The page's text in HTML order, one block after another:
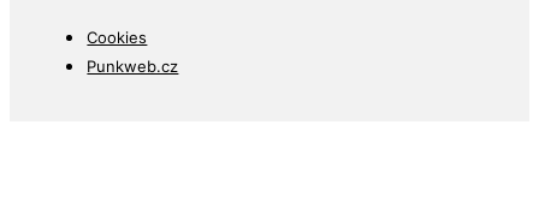
Cookies
Punkweb.cz